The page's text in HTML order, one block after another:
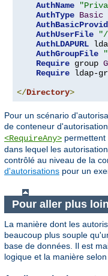
AuthName
AuthType Basic
AuthUserFile
"/
AuthLDAPURL
AuthGroupFile
Require group
Require ldap-
</Directory>
Pour un scénario
de conteneur
<RequireAny>
dans lequel les
contrôlé au niveau de la
d'autorisations pour un
Pour aller plus
La manière dont les
beaucoup plus souple
base de données. Il est
logique et la manière